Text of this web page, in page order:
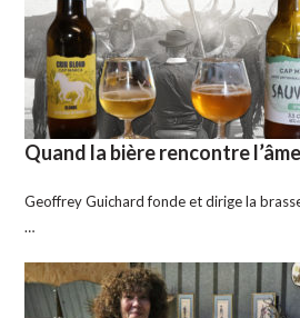
Quand la bière rencontre
Geoffrey Guichard fonde et dirige la
…